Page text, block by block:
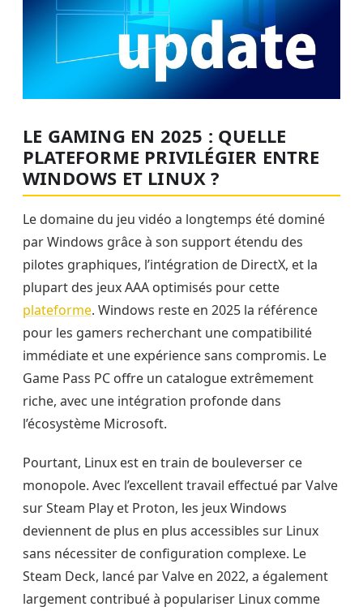
LE GAMING EN 2025 : QUELLE
PLATEFORME PRIVILÉGIER ENTRE
WINDOWS ET LINUX ?
Le domaine du jeu vidéo a longtemps été dominé
par Windows grâce à son support étendu des
pilotes graphiques, l’intégration de DirectX, et la
plupart des jeux AAA optimisés pour cette
plateforme. Windows reste en 2025 la référence
pour les gamers recherchant une compatibilité
immédiate et une expérience sans compromis. Le
Game Pass PC offre un catalogue extrêmement
riche, avec une intégration profonde dans
l’écosystème Microsoft.
Pourtant, Linux est en train de bouleverser ce
monopole. Avec l’excellent travail effectué par Valve
sur Steam Play et Proton, les jeux Windows
deviennent de plus en plus accessibles sur Linux
sans nécessiter de configuration complexe. Le
Steam Deck, lancé par Valve en 2022, a également
largement contribué à populariser Linux comme